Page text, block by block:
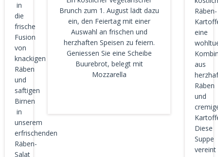
in
die
frische
Fusion
von
knackigen
Räben
und
saftigen
Birnen
in
unserem
erfrischenden
Räben-
Salat
Brunch zum 1. August lädt dazu
ein, den Feiertag mit einer
Auswahl an frischen und
herzhaften Speisen zu feiern.
Geniessen Sie eine Scheibe
Buurebrot, belegt mit
Mozzarella
Räben-
eine
aus
Räben
und
Diese
Suppe
vereint